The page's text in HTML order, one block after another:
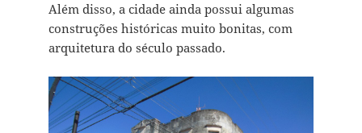
Além disso, a cidade ainda possui algumas
construções históricas muito bonitas, com
arquitetura do século passado.